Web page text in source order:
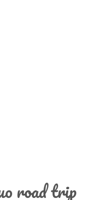
road trip